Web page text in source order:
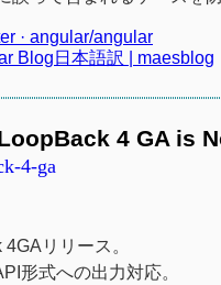
· angular/angular
Blog日本語訳 | maesblog
4 GA is
4-ga
リリース。
形式への出力対応。